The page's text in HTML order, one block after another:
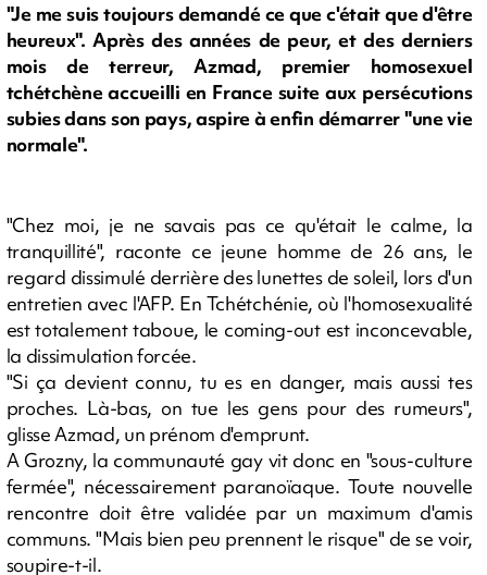
"Je me suis toujours demandé ce que c'était que d'être
heureux". Après des années de peur, et des derniers
mois de terreur, Azmad, premier homosexuel
tchétchène accueilli en France suite aux persécutions
subies dans son pays, aspire à enfin démarrer "une vie
normale".
"Chez moi, je ne savais pas ce qu'était le calme, la
tranquillité", raconte ce jeune homme de 26 ans, le
regard dissimulé derrière des lunettes de soleil, lors d'un
entretien avec l'AFP. En Tchétchénie, où l'homosexualité
est totalement taboue, le coming-out est inconcevable,
la dissimulation forcée.
"Si ça devient connu, tu es en danger, mais aussi tes
proches. Là-bas, on tue les gens pour des rumeurs",
glisse Azmad, un prénom d'emprunt.
A Grozny, la communauté gay vit donc en "sous-culture
fermée", nécessairement paranoïaque. Toute nouvelle
rencontre doit être validée par un maximum d'amis
communs. "Mais bien peu prennent le risque" de se voir,
soupire-t-il.